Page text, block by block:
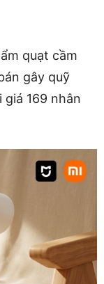
quạt cầm
gây quỹ
169 nhân